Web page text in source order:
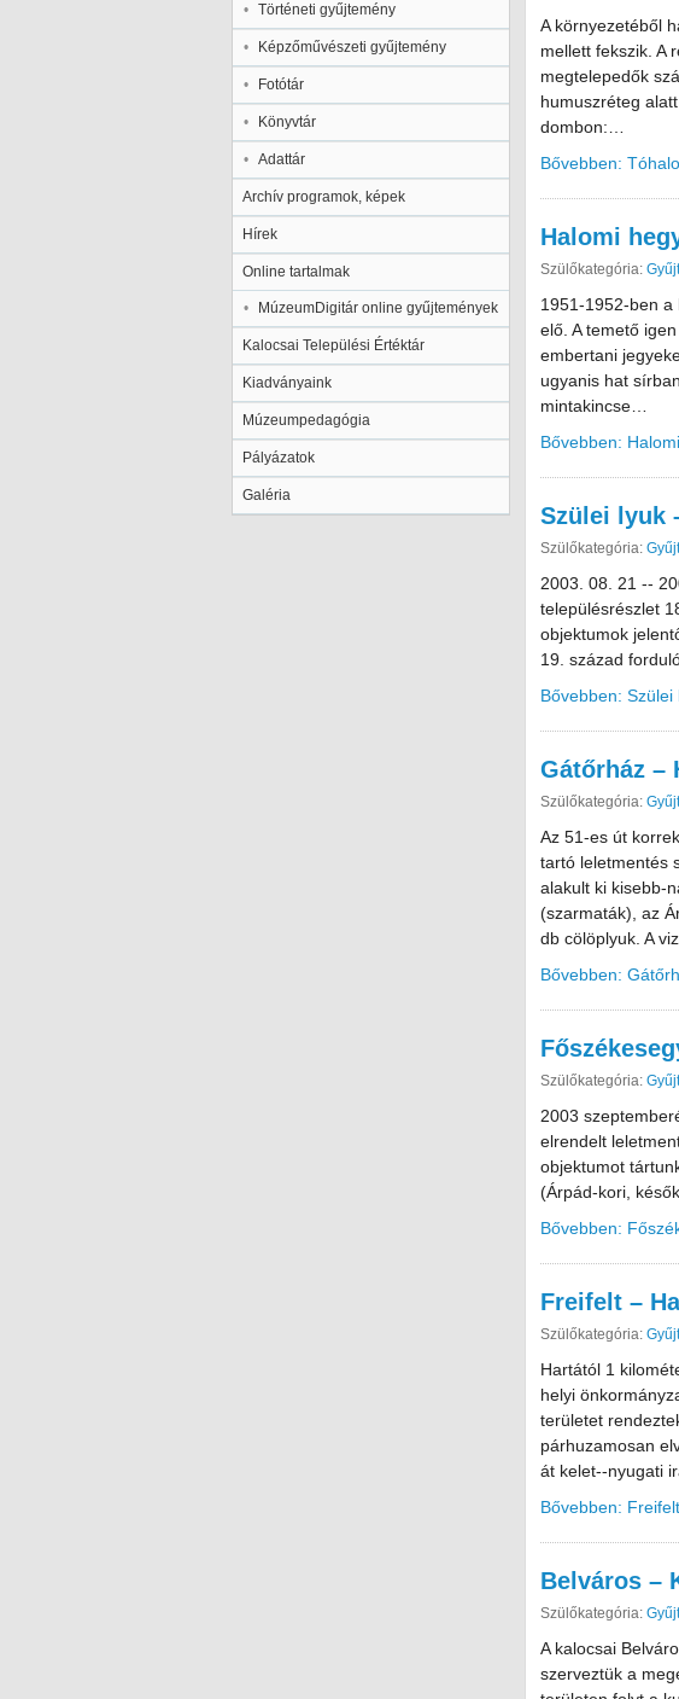
Történeti gyűjtemény
Képzőművészeti gyűjtemény
Fotótár
Könyvtár
Adattár
Archív programok, képek
Hírek
Online tartalmak
MúzeumDigitár online gyűjtemények
Kalocsai Települési Értéktár
Kiadványaink
Múzeumpedagógia
Pályázatok
Galéria
A környezetéből
mellett fekszik. A
megtelepedők
humuszréteg
dombon:…
Bővebben:
Halomi
Szülőkategória:
1951-1952-ben a
elő. A temető
embertani
ugyanis hat
mintakincse…
Bővebben:
Szülei lyuk
Szülőkategória:
2003. 08. 21 --
településrészlet
objektumok
19. század
Bővebben: Szülei
Gátőrház –
Szülőkategória:
Az 51-es út
tartó leletmentés
alakult ki kisebb-
(szarmaták), az
db cölöplyuk. A
Bővebben:
Szülőkategória:
2003
elrendelt
objektumot
(Árpád-kori,
Bővebben:
Freifelt –
Szülőkategória:
Hartától 1
helyi
területet
párhuzamosan
át kelet--nyugati
Bővebben:
Belváros –
Szülőkategória:
A kalocsai
szerveztük a